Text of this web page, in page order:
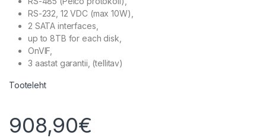
RS-232, 12 VDC (max 10W),
2 SATA interfaces,
up to 8TB for each disk,
OnVIF,
3 aastat garantii, (tellitav)
Tooteleht
908,90€